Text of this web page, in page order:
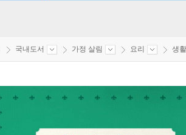
국내도서 가정 살림 요리 생